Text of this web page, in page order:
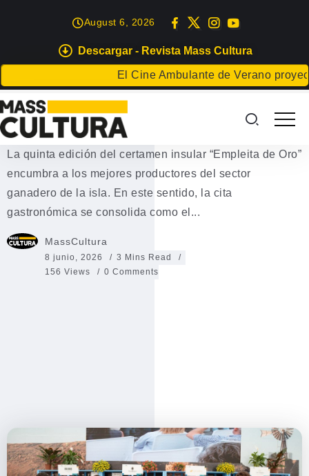
Descargar - Revista Mass Cultura
El Cine Ambulante de Verano proyectará
August 6, 2026
CONCURSOS GASTRONOMÍA
Los mejores quesos de Lanzarote
de 2026 ya tienen premio
La quinta edición del certamen insular “Empleita de Oro”
encumbra a los mejores productores del sector
ganadero de la isla. En este sentido, la cita
gastronómica se consolida como el...
MassCultura
8 junio, 2026
3 Mins Read
156 Views
0 Comments